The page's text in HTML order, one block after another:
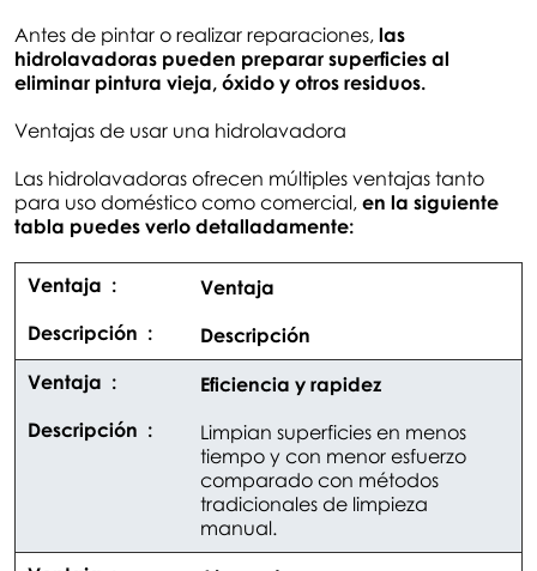
Antes de pintar o realizar reparaciones, las
hidrolavadoras pueden preparar superficies al
eliminar pintura vieja, óxido y otros residuos.
Ventajas de usar una hidrolavadora
Las hidrolavadoras ofrecen múltiples ventajas tanto
para uso doméstico como comercial, en la siguiente
tabla puedes verlo detalladamente:
Ventaja
Descripción
Eficiencia y rapidez
Limpian superficies en menos
tiempo y con menor esfuerzo
comparado con métodos
tradicionales de limpieza
manual.